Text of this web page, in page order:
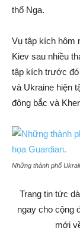
thổ Nga.
Vụ tập kích hôm
Kiev sau nhiều
tập kích trước
và Ukraine hiện
đông bắc và
Những thành phố
Trang tin tức
ngay cho cộng
mới